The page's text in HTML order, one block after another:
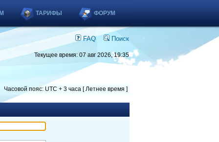
ТАРИФЫ ФОРУМ
FAQ Поиск
Текущее время: 07 авг 2026, 19:35
Часовой пояс: UTC + 3 часа [ Летнее время ]